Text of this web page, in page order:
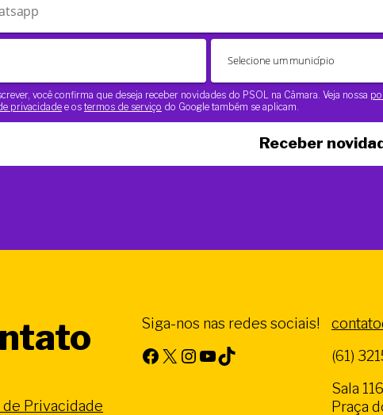
você confirma que deseja receber novidades do PSOL na Câmara. Veja nossa
privacidadee os termos de serviço do Google também se aplicam.
Receber
Privacidade
Siga-nos nas redes sociais!
Facebook X Instagram Youtube TikTok
(61)
Sala
Praça